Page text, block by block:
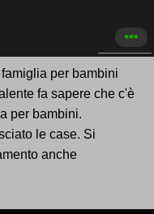
per bambini
fa sapere che c'è
per bambini.
le case. Si
anche